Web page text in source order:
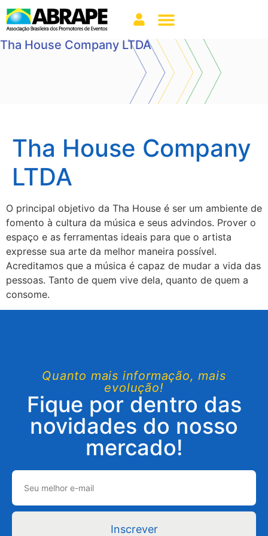
Tha House Company LTDA
Tha House Company
LTDA
O principal objetivo da Tha House é ser um ambiente de
fomento à cultura da música e seus advindos. Prover o
espaço e as ferramentas ideais para que o artista
expresse sua arte da melhor maneira possível.
Acreditamos que a música é capaz de mudar a vida das
pessoas. Tanto de quem vive dela, quanto de quem a
consome.
Quanto mais informação, mais
evolução!
Fique por dentro das
novidades do nosso
mercado!
Inscrever